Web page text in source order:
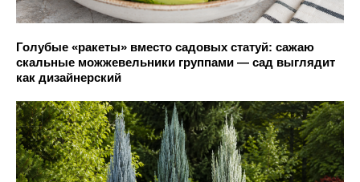
Голубые «ракеты» вместо садовых статуй: сажаю
скальные можжевельники группами — сад выглядит
как дизайнерский